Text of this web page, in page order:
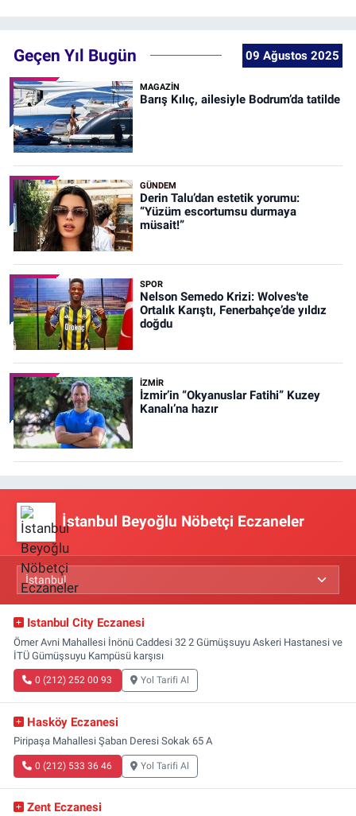
Geçen Yıl Bugün 09 Ağustos 2025
MAGAZİN
Barış Kılıç, ailesiyle Bodrum’da tatilde
GÜNDEM
Derin Talu’dan estetik yorumu:
“Yüzüm escortumsu durmaya
müsait!”
SPOR
Nelson Semedo Krizi: Wolves'te
Ortalık Karıştı, Fenerbahçe’de yıldız
doğdu
İZMIR
İzmir’in “Okyanuslar Fatihi” Kuzey
Kanalı’na hazır
İstanbul Beyoğlu Nöbetçi Eczaneler
Istanbul City Eczanesi
Ömer Avni Mahallesi İnönü Caddesi 32 2 Gümüşsuyu Askeri Hastanesi ve
İTÜ Gümüşsuyu Kampüsü karşısı
0 (212) 252 00 93 Yol Tarifi Al
Hasköy Eczanesi
Piripaşa Mahallesi Şaban Deresi Sokak 65 A
0 (212) 533 36 46 Yol Tarifi Al
Zent Eczanesi